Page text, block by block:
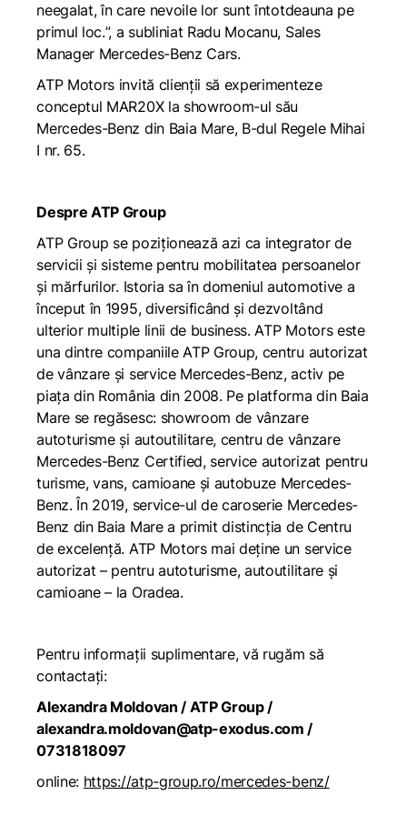
neegalat, în care nevoile lor sunt întotdeauna pe
primul loc.”, a subliniat Radu Mocanu, Sales
Manager Mercedes-Benz Cars.
ATP Motors invită clienții să experimenteze
conceptul MAR20X la showroom-ul său
Mercedes-Benz din Baia Mare, B-dul Regele Mihai
I nr. 65.
Despre ATP Group
ATP Group se poziționează azi ca integrator de
servicii și sisteme pentru mobilitatea persoanelor
și mărfurilor. Istoria sa în domeniul automotive a
început în 1995, diversificând și dezvoltând
ulterior multiple linii de business. ATP Motors este
una dintre companiile ATP Group, centru autorizat
de vânzare și service Mercedes-Benz, activ pe
piața din România din 2008. Pe platforma din Baia
Mare se regăsesc: showroom de vânzare
autoturisme și autoutilitare, centru de vânzare
Mercedes-Benz Certified, service autorizat pentru
turisme, vans, camioane și autobuze Mercedes-
Benz. În 2019, service-ul de caroserie Mercedes-
Benz din Baia Mare a primit distincția de Centru
de excelență. ATP Motors mai deține un service
autorizat – pentru autoturisme, autoutilitare și
camioane – la Oradea.
Pentru informații suplimentare, vă rugăm să
contactați:
Alexandra Moldovan / ATP Group /
alexandra.moldovan@atp-exodus.com /
0731818097
online: https://atp-group.ro/mercedes-benz/